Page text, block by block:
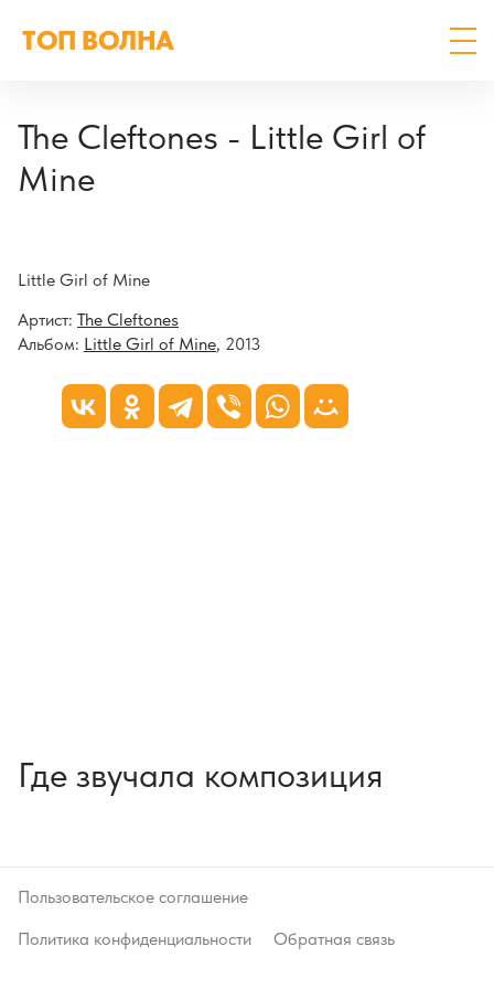
ТОП ВОЛНА
The Cleftones - Little Girl of
Mine
Little Girl of Mine
Артист: The Cleftones
Альбом: Little Girl of Mine, 2013
Где звучала композиция
Пользовательское соглашение
Политика конфиденциальности
Обратная связь